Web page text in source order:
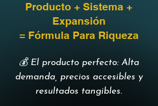
Producto + Sistema +
Expansión
= Fórmula Para Riqueza
💰 El producto perfecto: Alta
demanda, precios accesibles y
resultados tangibles.